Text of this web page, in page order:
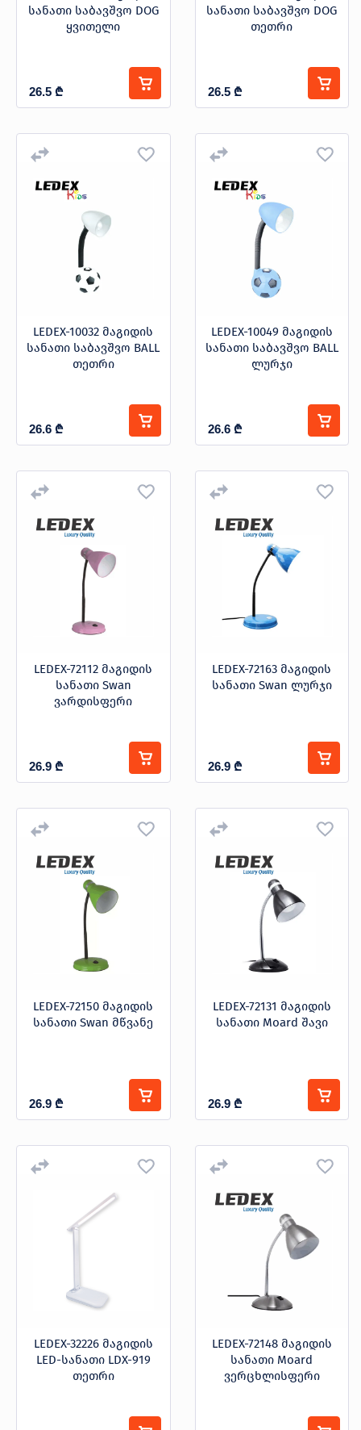
სანათი საბავშვო DOG
ყვითელი
26.5 ₾
სანათი საბავშვო DOG
თეთრი
26.5 ₾
LEDEX-10032 მაგიდის
სანათი საბავშვო BALL
თეთრი
26.6 ₾
LEDEX-10049 მაგიდის
სანათი საბავშვო BALL
ლურჯი
26.6 ₾
LEDEX-72112 მაგიდის
სანათი Swan
ვარდისფერი
26.9 ₾
LEDEX-72163 მაგიდის
სანათი Swan ლურჯი
26.9 ₾
LEDEX-72150 მაგიდის
სანათი Swan მწვანე
26.9 ₾
LEDEX-72131 მაგიდის
სანათი Moard შავი
26.9 ₾
LEDEX-32226 მაგიდის
LED-სანათი LDX-919
თეთრი
LEDEX-72148 მაგიდის
სანათი Moard
ვერცხლისფერი